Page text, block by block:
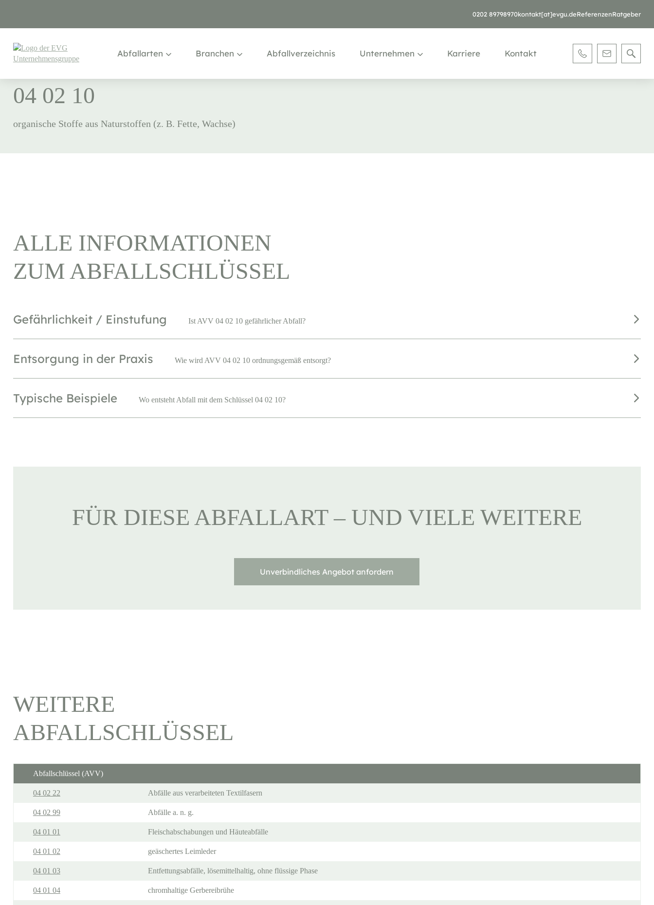
0202 89798970kontakt[at]evgu.deReferenzenRatgeber
Abfallarten Branchen Abfallverzeichnis Unternehmen Karriere Kontakt
ABFALLVERZEICHNIS > 04
04 02 10
organische Stoffe aus Naturstoffen (z. B. Fette, Wachse)
ALLE INFORMATIONEN
ZUM ABFALLSCHLÜSSEL
Gefährlichkeit / Einstufung Ist AVV 04 02 10 gefährlicher Abfall?
Entsorgung in der Praxis Wie wird AVV 04 02 10 ordnungsgemäß entsorgt?
Typische Beispiele Wo entsteht Abfall mit dem Schlüssel 04 02 10?
FÜR DIESE ABFALLART – UND VIELE WEITERE
Unverbindliches Angebot anfordern
WEITERE
ABFALLSCHLÜSSEL
Abfallschlüssel (AVV)
04 02 22 Abfälle aus verarbeiteten Textilfasern
04 02 99 Abfälle a. n. g.
04 01 01 Fleischabschabungen und Häuteabfälle
04 01 02 geäschertes Leimleder
04 01 03 Entfettungsabfälle, lösemittelhaltig, ohne flüssige Phase
04 01 04 chromhaltige Gerbereibrühe